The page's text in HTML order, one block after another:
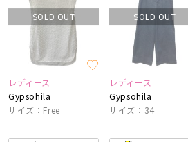
SOLD OUT
レディース
Gypsohila
サイズ：Free
SOLD OUT
レディース
Gypsohila
サイズ：34